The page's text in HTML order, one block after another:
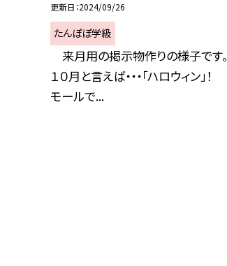
更新日 2024/09/26
たんぽぽ学級
来月用の掲示物作りの様子です。
１０月と言えば・・・「ハロウィン」！
モールで...